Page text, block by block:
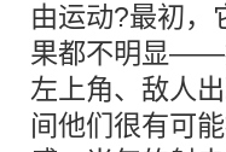
由运动?最初，
果都不明显——
左上角、敌人
间他们很有可